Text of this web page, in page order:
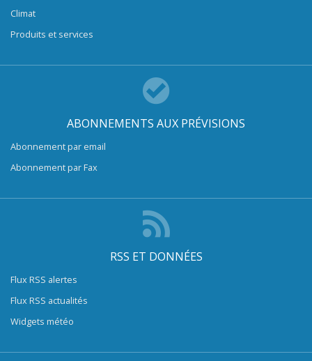
Climat
Produits et services
ABONNEMENTS AUX PRÉVISIONS
Abonnement par email
Abonnement par Fax
RSS ET DONNÉES
Flux RSS alertes
Flux RSS actualités
Widgets météo